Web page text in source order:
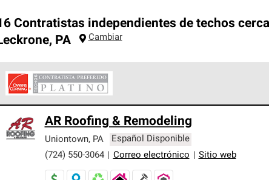
Contratistas independientes de techos
, PA Cambiar
cumplen con estándares estrictos de profesionalismo,
ofrecer nuestra mejor garantía de sistemas de techos.
AR Roofing & Remodeling
Uniontown, PA
Español Disponible
(724) 550-3064
Correo electrónico Sitio web